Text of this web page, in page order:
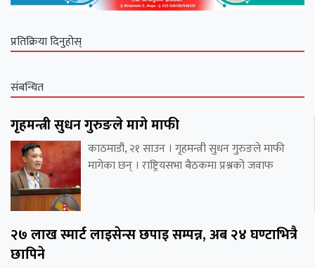
प्रतिक्रिया दिनुहोस्
संबन्धित
गृहमन्त्री सुधन गुरुङले मागे माफी
काठमाडौं, २१ साउन । गृहमन्त्री सुधन गुरुङले माफी
मागेका छन् । राष्ट्रियसभा बैठकमा प्रश्नको जवाफ
२७ लाख स्मार्ट लाइसेन्स छपाइ सम्पन्न, अब २४ घण्टाभित्रै
छापिने